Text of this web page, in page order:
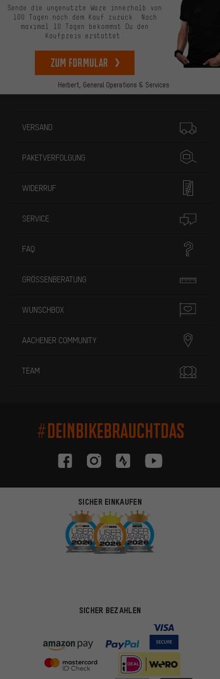
Herbert, General Operations & Services
Sende die ungenutzte Ware innerhalb von
100 Tagen nach dem Kauf zurück. Nach
maximal 10 Tagen bekommst Du den
Kaufpreis erstattet.
zum Formular
VERSAND
PAKETVERFOLGUNG
WIDERRUF
SERVICE
FAQ
GRÖSSENBERATUNG
WUNSCHBOX
AACHENER COMMUNITY
TEAM
#DEINBIKEBRAUCHTDAS
SICHER EINKAUFEN
SICHER BEZAHLEN